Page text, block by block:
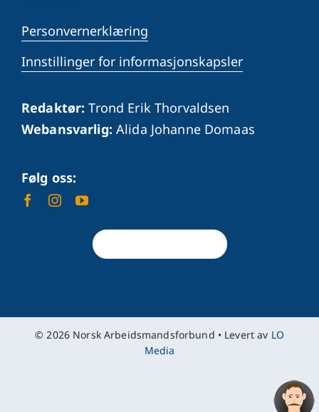
Personvernerklæring
Innstillinger for informasjonskapsler
Redaktør: Trond Erik Thorvaldsen
Webansvarlig: Alida Johanne Domaas
Følg oss:
© 2026 Norsk Arbeidsmandsforbund • Levert av LO
Media